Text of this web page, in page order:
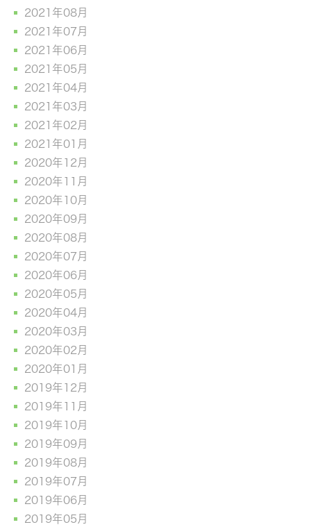
2021年08月
2021年07月
2021年06月
2021年05月
2021年04月
2021年03月
2021年02月
2021年01月
2020年12月
2020年11月
2020年10月
2020年09月
2020年08月
2020年07月
2020年06月
2020年05月
2020年04月
2020年03月
2020年02月
2020年01月
2019年12月
2019年11月
2019年10月
2019年09月
2019年08月
2019年07月
2019年06月
2019年05月